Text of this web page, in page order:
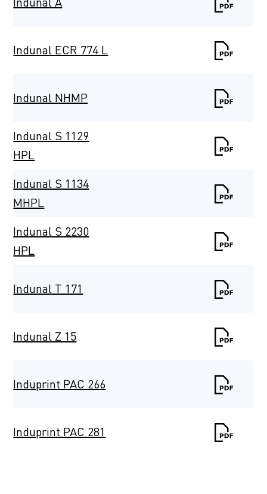
Indunal ECR 774 L
Indunal NHMP
Indunal S 1129
HPL
Indunal S 1134
MHPL
Indunal S 2230
HPL
Indunal T 171
Indunal Z 15
Induprint PAC 266
Induprint PAC 281